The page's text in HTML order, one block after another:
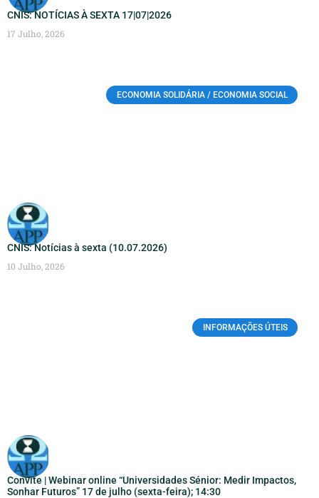
CNIS: NOTÍCIAS À SEXTA 17|07|2026
17 Julho, 2026
ECONOMIA SOLIDÁRIA / ECONOMIA SOCIAL
CNIS: Notícias à sexta (10.07.2026)
10 Julho, 2026
INFORMAÇÕES ÚTEIS
Convite | Webinar online “Universidades Sénior: Medir Impactos,
Sonhar Futuros” 17 de julho (sexta-feira); 14:30